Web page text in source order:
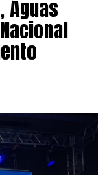
Águas